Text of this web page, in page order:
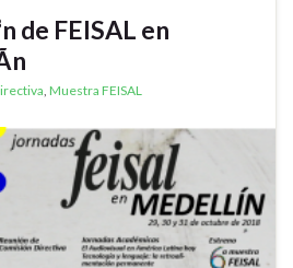
de FEISAL en
, Muestra FEISAL